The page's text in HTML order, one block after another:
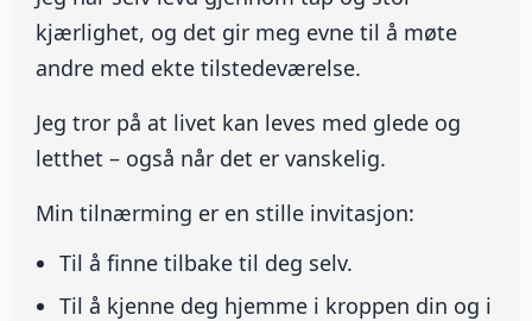
kjærlighet, og det gir meg evne til å møte
andre med ekte tilstedeværelse.
Jeg tror på at livet kan leves med glede og
letthet – også når det er vanskelig.
Min tilnærming er en stille invitasjon:
Til å finne tilbake til deg selv.
Til å kjenne deg hjemme i kroppen din og i